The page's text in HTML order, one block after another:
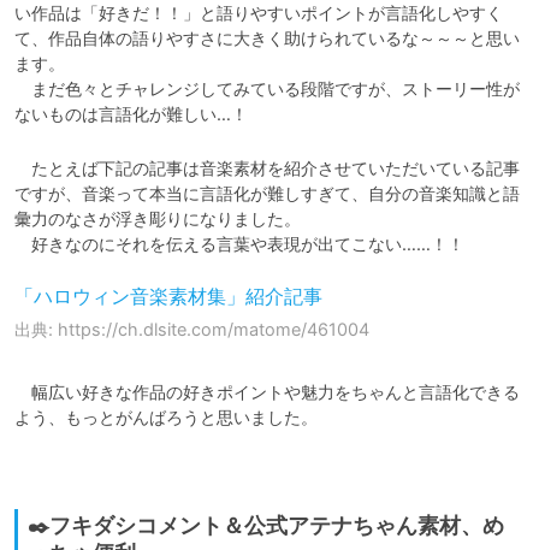
い作品は「好きだ！！」と語りやすいポイントが言語化しやすく
て、作品自体の語りやすさに大きく助けられているな～～～と思い
ます。
まだ色々とチャレンジしてみている段階ですが、ストーリー性が
ないものは言語化が難しい…！
たとえば下記の記事は音楽素材を紹介させていただいている記事
ですが、音楽って本当に言語化が難しすぎて、自分の音楽知識と語
彙力のなさが浮き彫りになりました。
好きなのにそれを伝える言葉や表現が出てこない……！！
「ハロウィン音楽素材集」紹介記事
出典: https://ch.dlsite.com/matome/461004
幅広い好きな作品の好きポイントや魅力をちゃんと言語化できる
よう、もっとがんばろうと思いました。
✒️フキダシコメント＆公式アテナちゃん素材、め